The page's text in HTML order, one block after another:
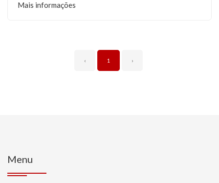
Mais informações
‹ 1 ›
Menu